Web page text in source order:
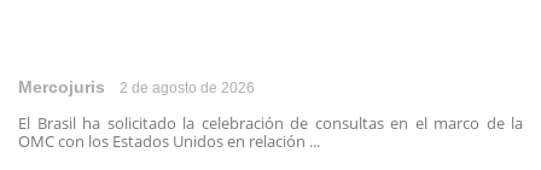
Mercojuris 2 de agosto de 2026
El Brasil ha solicitado la celebración de consultas en el marco de la
OMC con los Estados Unidos en relación ...